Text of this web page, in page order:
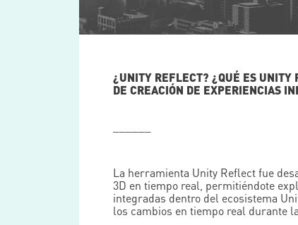
¿UNITY REFLECT? ¿QUÉ ES UNITY
DE CREACIÓN DE EXPERIENCIAS
La herramienta Unity Reflect fue
3D en tiempo real, permitiéndote
integradas dentro del ecosistema
los cambios en tiempo real durante